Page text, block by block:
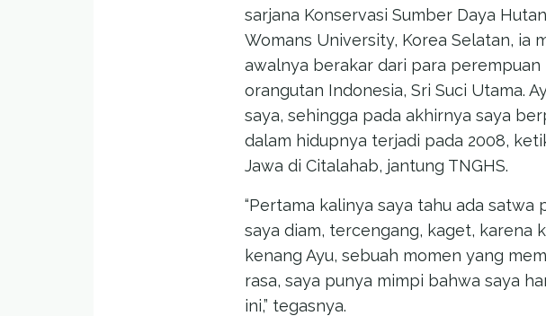
sarjana Konservasi Sumber Daya
Womans University, Korea Selatan, ia
awalnya berakar dari para
orangutan Indonesia, Sri Suci Utama.
saya, sehingga pada akhirnya saya
dalam hidupnya terjadi pada 2008,
Jawa di Citalahab, jantung TNGHS.
“Pertama kalinya saya tahu ada
saya diam, tercengang, kaget, karena
kenang Ayu, sebuah momen yang
rasa, saya punya mimpi bahwa saya
ini,” tegasnya.